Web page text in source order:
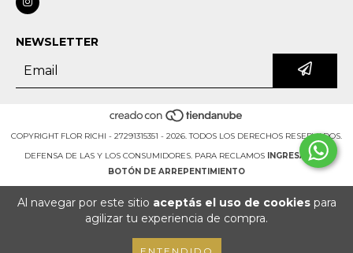
Al navegar por este sitio aceptás el uso de cookiespara
agilizar tu experiencia de compra.
NEWSLETTER
COPYRIGHT FLOR RICHI - 27291315351 - 2026. TODOS LOS DERECHOS RESERVADOS.
DEFENSA DE LAS Y LOS CONSUMIDORES. PARA RECLAMOS
INGRESÁ ACÁ.
BOTÓN DE ARREPENTIMIENTO